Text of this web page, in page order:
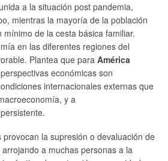
a la situación post pandemia,
mientras la mayoría de la población
de la cesta básica familiar.
en las diferentes regiones del
Plantea que para América
económicas son
internacionales externas que
y a
la supresión o devaluación de
a muchas personas a la